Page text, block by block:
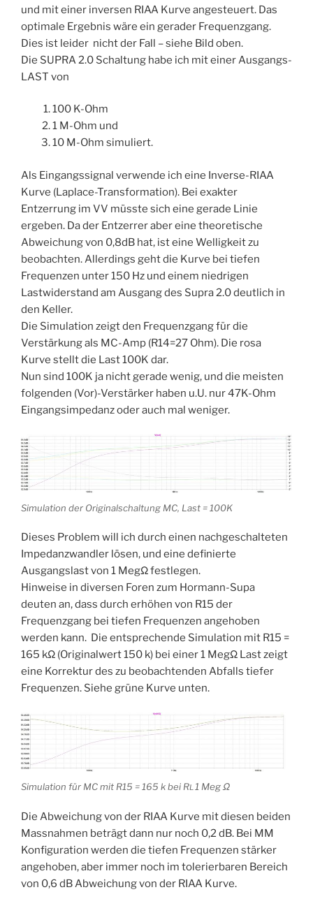
und mit einer inversen RIAA Kurve angesteuert. Das
optimale Ergebnis wäre ein gerader Frequenzgang.
Dies ist leider nicht der Fall – siehe Bild oben.
Die SUPRA 2.0 Schaltung habe ich mit einer Ausgangs-
LAST von
100 K-Ohm
1 M-Ohm und
10 M-Ohm simuliert.
Als Eingangssignal verwende ich eine Inverse-RIAA
Kurve (Laplace-Transformation). Bei exakter
Entzerrung im VV müsste sich eine gerade Linie
ergeben. Da der Entzerrer aber eine theoretische
Abweichung von 0,8dB hat, ist eine Welligkeit zu
beobachten. Allerdings geht die Kurve bei tiefen
Frequenzen unter 150 Hz und einem niedrigen
Lastwiderstand am Ausgang des Supra 2.0 deutlich in
den Keller.
Die Simulation zeigt den Frequenzgang für die
Verstärkung als MC-Amp (R14=27 Ohm). Die rosa
Kurve stellt die Last 100K dar.
Nun sind 100K ja nicht gerade wenig, und die meisten
folgenden (Vor)-Verstärker haben u.U. nur 47K-Ohm
Eingangsimpedanz oder auch mal weniger.
Simulation der Originalschaltung MC, Last = 100K
Dieses Problem will ich durch einen nachgeschalteten
Impedanzwandler lösen, und eine definierte
Ausgangslast von 1 MegΩ festlegen.
Hinweise in diversen Foren zum Hormann-Supa
deuten an, dass durch erhöhen von R15 der
Frequenzgang bei tiefen Frequenzen angehoben
werden kann. Die entsprechende Simulation mit R15 =
165 kΩ (Originalwert 150 k) bei einer 1 MegΩ Last zeigt
eine Korrektur des zu beobachtenden Abfalls tiefer
Frequenzen. Siehe grüne Kurve unten.
Simulation für MC mit R15 = 165 k bei RL 1 Meg Ω
Die Abweichung von der RIAA Kurve mit diesen beiden
Massnahmen beträgt dann nur noch 0,2 dB. Bei MM
Konfiguration werden die tiefen Frequenzen stärker
angehoben, aber immer noch im tolerierbaren Bereich
von 0,6 dB Abweichung von der RIAA Kurve.